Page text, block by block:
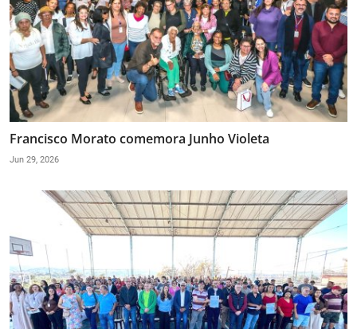
Francisco Morato comemora Junho Violeta
Jun 29, 2026